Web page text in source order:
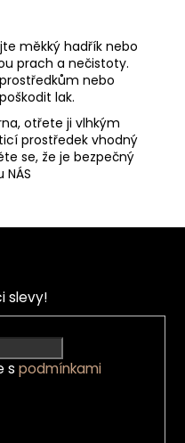
měkký hadřík nebo
prach a nečistoty.
nebo
lak.
otřete ji vlhkým
prostředek vhodný
se, že je bezpečný
NÁS
slevy!
s podmínkami